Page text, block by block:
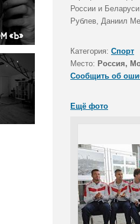
России и
Рублев, Даниил
Категория: Спорт
Место: Россия,
Сообщить об
Ещё фото